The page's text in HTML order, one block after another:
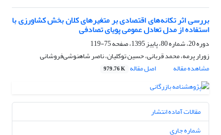
بررسی اثر تکانه‌های اقتصادی بر متغیرهای کلان بخش کشاورزی با
استفاده از مدل تعادل عمومی پویای تصادفی
دوره 20، شماره 80، پاییز 1395، صفحه
75-119
زورار پرمه، محمد قربانی، حسین توکلیان، ناصر شاهنوشی‌فروشانی
مشاهده مقاله
اصل مقاله 979.76 K
مقالات آماده انتشار
شماره جاری